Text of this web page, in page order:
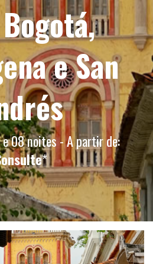
e San
e 08 noites - A partir de:
*